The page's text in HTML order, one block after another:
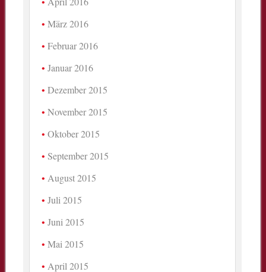
März 2016
Februar 2016
Januar 2016
Dezember 2015
November 2015
Oktober 2015
September 2015
August 2015
Juli 2015
Juni 2015
Mai 2015
April 2015